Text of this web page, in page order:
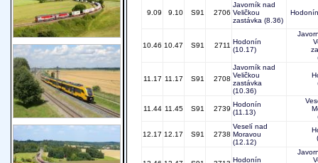
9.09 9.10 S91 2706
Javorník nad
Veličkou
zastávka (8.36)
Hodonín
10.46 10.47 S91 2711 Hodonín
(10.17)
11.17 11.17 S91 2708
Javorník nad
Veličkou
zastávka
(10.36)
11.44 11.45 S91 2739
Hodonín
(11.13)
12.17 12.17 S91 2738
Veselí nad
Moravou
(12.12)
Hodonín